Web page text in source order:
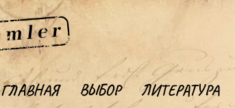
ГЛАВНАЯ ВЫБОР ЛИТЕРАТУРА